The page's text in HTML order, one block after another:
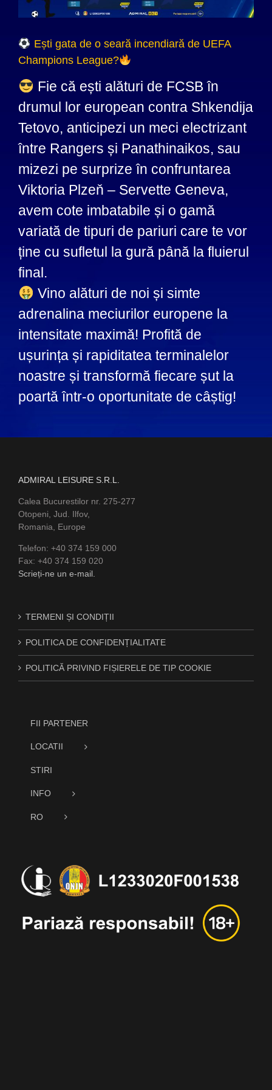
Ești gata de o seară incendiară de UEFA
Champions League?
Fie că ești alături de FCSB în
drumul lor european contra Shkendija
Tetovo, anticipezi un meci electrizant
între Rangers și Panathinaikos, sau
mizezi pe surprize în confruntarea
Viktoria Plzeň – Servette Geneva,
avem cote imbatabile și o gamă
variată de tipuri de pariuri care te vor
ține cu sufletul la gură până la fluierul
final.
Vino alături de noi și simte
adrenalina meciurilor europene la
intensitate maximă! Profită de
ușurința și rapiditatea terminalelor
noastre și transformă fiecare șut la
poartă într-o oportunitate de câștig!
ADMIRAL LEISURE S.R.L.
Calea Bucurestilor nr. 275-277
Otopeni, Jud. Ilfov,
Romania, Europe
Telefon: +40 374 159 000
Fax: +40 374 159 020
Scrieți-ne un e-mail.
TERMENI ȘI CONDIȚII
POLITICA DE CONFIDENȚIALITATE
POLITICĂ PRIVIND FIȘIERELE DE TIP COOKIE
FII PARTENER
LOCATII
STIRI
INFO
RO